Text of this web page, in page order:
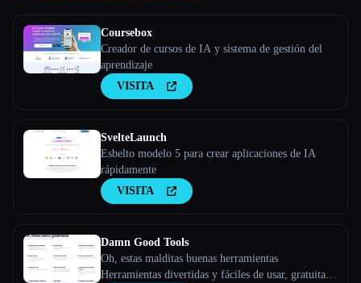
Coursebox
Creador de cursos de IA y sistema de gestión del
aprendizaje
VISITA
SvelteLaunch
Esbelto modelo 5 para crear aplicaciones de IA
rápidamente
VISITA
Damn Good Tools
Oh, estas malditas buenas herramientas
Herramientas divertidas y fáciles de usar, gratuitas